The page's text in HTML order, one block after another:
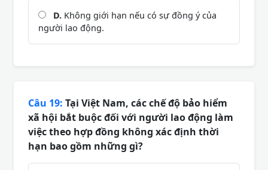
D. Không giới hạn nếu có sự đồng ý của
người lao động.
Câu 19: Tại Việt Nam, các chế độ bảo hiểm
xã hội bắt buộc đối với người lao động làm
việc theo hợp đồng không xác định thời
hạn bao gồm những gì?